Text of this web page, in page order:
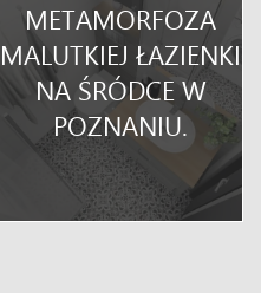
METAMORFOZA
MALUTKIEJ ŁAZIENKI
NA ŚRÓDCE W
POZNANIU.